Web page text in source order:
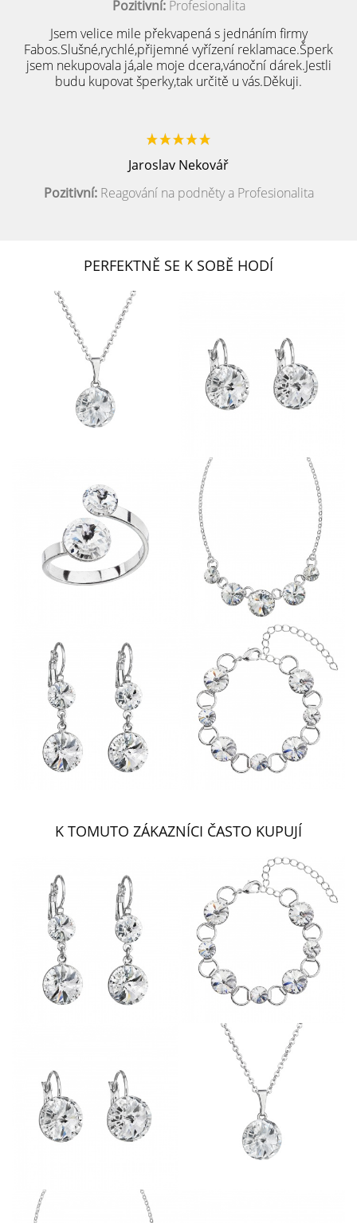
Pozitivní:Profesionalita
Jsem velice mile překvapená s jednáním firmy
Fabos.Slušné,rychlé,přijemné vyřízení reklamace.Šperk
jsem nekupovala já,ale moje dcera,vánoční dárek.Jestli
budu kupovat šperky,tak určitě u vás.Děkuji.
Jaroslav Nekovář
Pozitivní:Reagování na podněty a Profesionalita
PERFEKTNĚ SE K SOBĚ HODÍ
K TOMUTO ZÁKAZNÍCI ČASTO KUPUJÍ